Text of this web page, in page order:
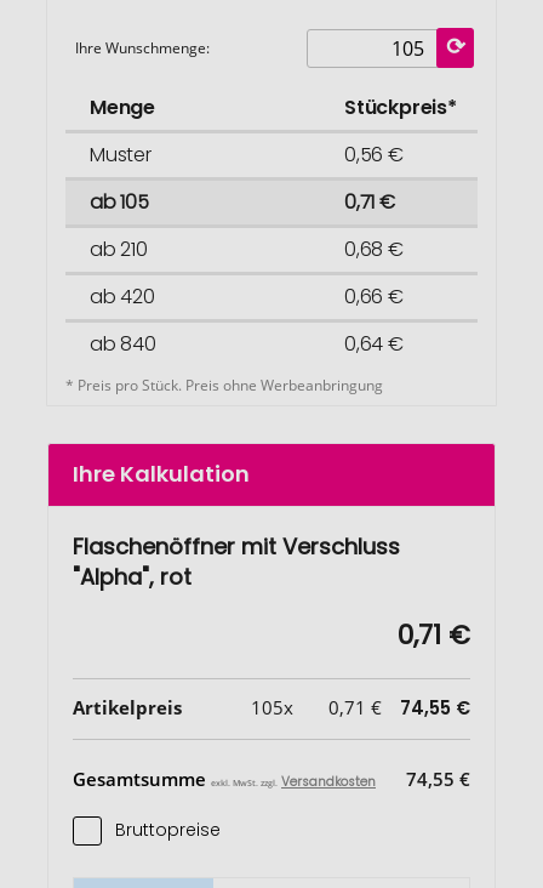
Ihre Wunschmenge:
Menge
Stückpreis*
Muster
0,56 €
ab 105
0,71 €
ab 210
0,68 €
ab 420
0,66 €
ab 840
0,64 €
* Preis pro Stück. Preis ohne Werbeanbringung
Ihre Kalkulation
Flaschenöffner mit Verschluss
"Alpha", rot
0,71 €
Artikelpreis 105x 0,71 € 74,55 €
Gesamtsumme exkl. MwSt. zzgl. Versandkosten 74,55 €
Bruttopreise